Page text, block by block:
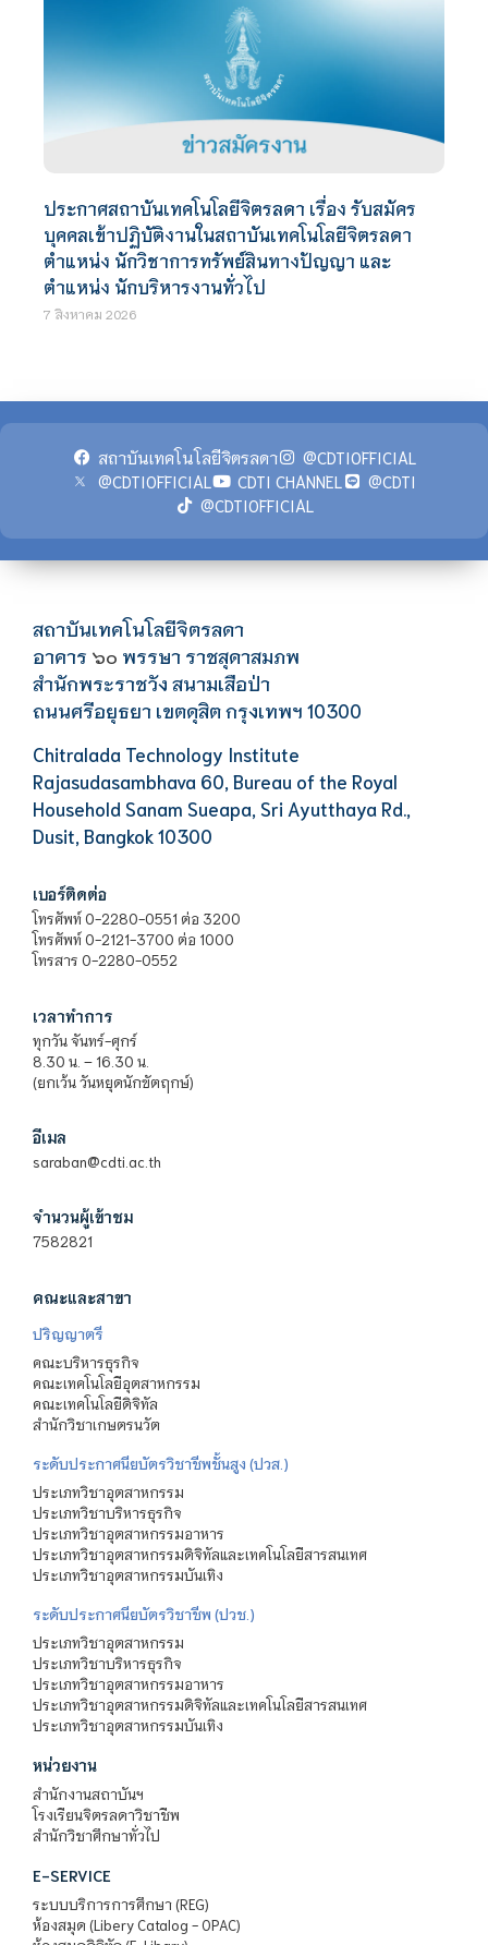
ประกาศสถาบันเทคโนโลยีจิตรลดา เรื่อง รับสมัคร
บุคคลเข้าปฏิบัติงานในสถาบันเทคโนโลยีจิตรลดา
ตำแหน่ง นักวิชาการทรัพย์สินทางปัญญา และ
ตำแหน่ง นักบริหารงานทั่วไป
7 สิงหาคม 2026
สถาบันเทคโนโลยีจิตรลดา
@CDTIOFFICIAL
@CDTIOFFICIAL
CDTI CHANNEL
@CDTI
@CDTIOFFICIAL
สถาบันเทคโนโลยีจิตรลดา
อาคาร ๖๐ พรรษา ราชสุดาสมภพ
สำนักพระราชวัง สนามเสือป่า
ถนนศรีอยุธยา เขตดุสิต กรุงเทพฯ 10300
Chitralada Technology Institute
Rajasudasambhava 60, Bureau of the Royal
Household Sanam Sueapa, Sri Ayutthaya Rd.,
Dusit, Bangkok 10300
เบอร์ติดต่อ
โทรศัพท์ 0-2280-0551 ต่อ 3200
โทรศัพท์ 0-2121-3700 ต่อ 1000
โทรสาร 0-2280-0552
เวลาทำการ
ทุกวัน จันทร์-ศุกร์
8.30 น. – 16.30 น.
(ยกเว้น วันหยุดนักขัตฤกษ์)
อีเมล
saraban@cdti.ac.th
จำนวนผู้เข้าชม
7582821
คณะและสาขา
ปริญญาตรี
คณะบริหารธุรกิจ
คณะเทคโนโลยีอุตสาหกรรม
คณะเทคโนโลยีดิจิทัล
สำนักวิชาเกษตรนวัต
ระดับประกาศนียบัตรวิชาชีพชั้นสูง (ปวส.)
ประเภทวิชาอุตสาหกรรม
ประเภทวิชาบริหารธุรกิจ
ประเภทวิชาอุตสาหกรรมอาหาร
ประเภทวิชาอุตสาหกรรมดิจิทัลและเทคโนโลยีสารสนเทศ
ประเภทวิชาอุตสาหกรรมบันเทิง
ระดับประกาศนียบัตรวิชาชีพ (ปวช.)
ประเภทวิชาอุตสาหกรรม
ประเภทวิชาบริหารธุรกิจ
ประเภทวิชาอุตสาหกรรมอาหาร
ประเภทวิชาอุตสาหกรรมดิจิทัลและเทคโนโลยีสารสนเทศ
ประเภทวิชาอุตสาหกรรมบันเทิง
หน่วยงาน
สำนักงานสถาบันฯ
โรงเรียนจิตรลดาวิชาชีพ
สำนักวิชาศึกษาทั่วไป
E-SERVICE
ระบบบริการการศึกษา (REG)
ห้องสมุด (Libery Catalog - OPAC)